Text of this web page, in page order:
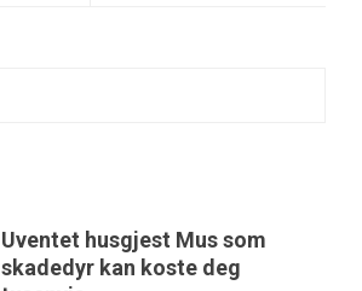
Uventet husgjest Mus som
skadedyr kan koste deg